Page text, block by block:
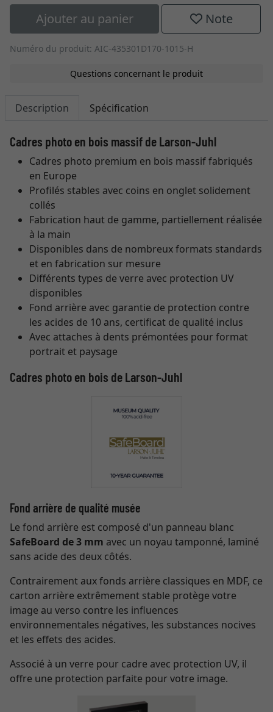
Ajouter au panier Note
Numéro du produit: AIC-435301D170-1015-H
Questions concernant le produit
Description Spécification
Cadres photo en bois massif de Larson-Juhl
Cadres photo premium en bois massif fabriqués
en Europe
Profilés stables avec coins en onglet solidement
collés
Fabrication haut de gamme, partiellement réalisée
à la main
Disponibles dans de nombreux formats standards
et en fabrication sur mesure
Différents types de verre avec protection UV
disponibles
Fond arrière avec garantie de protection contre
les acides de 10 ans, certificat de qualité inclus
Avec attaches à dents prémontées pour format
portrait et paysage
Cadres photo en bois de Larson-Juhl
Fond arrière de qualité musée
Le fond arrière est composé d'un panneau blanc
SafeBoard de 3 mm avec un noyau tamponné, laminé
sans acide des deux côtés.
Contrairement aux fonds arrière classiques en MDF, ce
carton arrière extrêmement stable protège votre
image au verso contre les influences
environnementales négatives, les substances nocives
et les effets des acides.
Associé à un verre pour cadre avec protection UV, il
offre une protection parfaite pour votre image.